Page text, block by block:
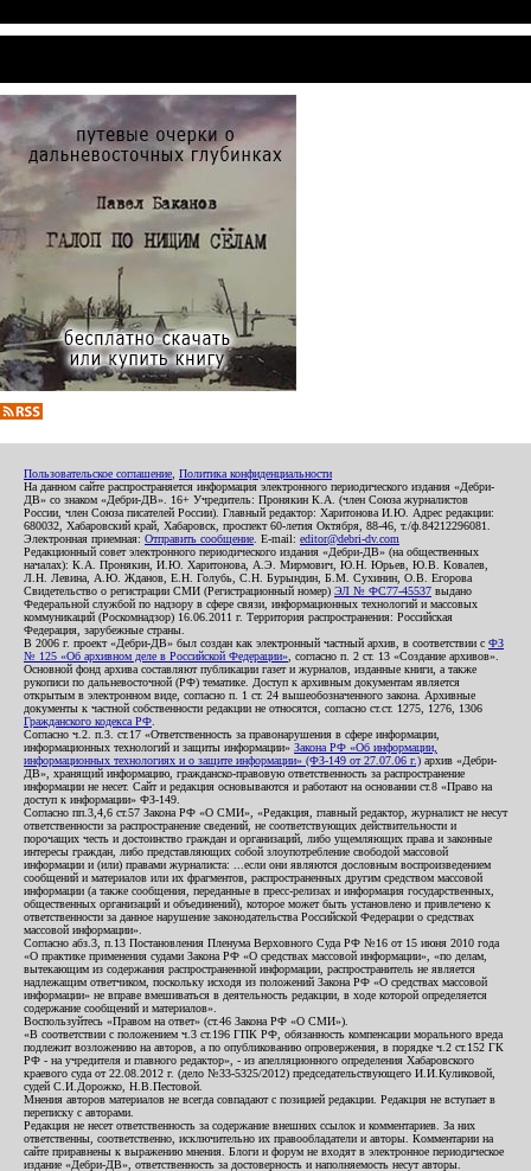
Пользовательское соглашение Политика конфиденциальности
На данном сайте распространяется информация электронного периодического издания «Дебри-
ДВ» со знаком «Дебри-ДВ». 16+ Учредитель: Пронякин К.А. (член Союза журналистов
России, член Союза писателей России). Главный редактор: Харитонова И.Ю. Адрес редакции:
680032, Хабаровский край, Хабаровск, проспект 60-летия Октября, 88-46, т./ф.84212296081.
Электронная приемная: Отправить сообщение . E-mail: editor@debri-dv.com
Редакционный совет электронного периодического издания «Дебри-ДВ» (на общественных
началах): К.А. Пронякин, И.Ю. Харитонова, А.Э. Мирмович, Ю.Н. Юрьев, Ю.В. Ковалев,
Л.Н. Левина, А.Ю. Жданов, Е.Н. Голубь, С.Н. Бурындин, Б.М. Сухинин, О.В. Егорова
Свидетельство о регистрации СМИ (Регистрационный номер) ЭЛ № ФС77-45537 выдано
Федеральной службой по надзору в сфере связи, информационных технологий и массовых
коммуникаций (Роскомнадзор) 16.06.2011 г. Территория распространения: Российская
Федерация, зарубежные страны.
В 2006 г. проект «Дебри-ДВ» был создан как электронный частный архив, в соответствии с ФЗ
№ 125 «Об архивном деле в Российской Федерации» , согласно п. 2 ст. 13 «Создание архивов».
Основной фонд архива составляют публикации газет и журналов, изданные книги, а также
рукописи по дальневосточной (РФ) тематике. Доступ к архивным документам является
открытым в электронном виде, согласно п. 1 ст. 24 вышеобозначенного закона. Архивные
документы к частной собственности редакции не относятся, согласно ст.ст. 1275, 1276, 1306
Гражданского кодекса РФ
Согласно ч.2. п.3. ст.17 «Ответственность за правонарушения в сфере информации,
информационных технологий и защиты информации» Закона РФ «Об информации,
информационных технологиях и о защите информации» (ФЗ-149 от 27.07.06 г.) архив «Дебри-
ДВ», хранящий информацию, гражданско-правовую ответственность за распространение
информации не несет. Сайт и редакция основываются и работают на основании ст.8 «Право на
доступ к информации» ФЗ-149.
Согласно пп.3,4,6 ст.57 Закона РФ «О СМИ», «Редакция, главный редактор, журналист не несут
ответственности за распространение сведений, не соответствующих действительности и
порочащих честь и достоинство граждан и организаций, либо ущемляющих права и законные
интересы граждан, либо представляющих собой злоупотребление свободой массовой
информации и (или) правами журналиста: ...если они являются дословным воспроизведением
сообщений и материалов или их фрагментов, распространенных другим средством массовой
информации (а также сообщения, переданные в пресс-релизах и информация государственных,
общественных организаций и объединений), которое может быть установлено и привлечено к
ответственности за данное нарушение законодательства Российской Федерации о средствах
массовой информации».
Согласно абз.3, п.13 Постановления Пленума Верховного Суда РФ №16 от 15 июня 2010 года
«О практике применения судами Закона РФ «О средствах массовой информации», «по делам,
вытекающим из содержания распространенной информации, распространитель не является
надлежащим ответчиком, поскольку исходя из положений Закона РФ «О средствах массовой
информации» не вправе вмешиваться в деятельность редакции, в ходе которой определяется
содержание сообщений и материалов».
Воспользуйтесь «Правом на ответ» (ст.46 Закона РФ «О СМИ»).
«В соответствии с положением ч.3 ст.196 ГПК РФ, обязанность компенсации морального вреда
подлежит возложению на авторов, а по опубликованию опровержения, в порядке ч.2 ст.152 ГК
РФ - на учредителя и главного редактор», - из апелляционного определения Хабаровского
краевого суда от 22.08.2012 г. (дело №33-5325/2012) председательствующего И.И.Куликовой,
судей С.И.Дорожко, Н.В.Пестовой.
Мнения авторов материалов не всегда совпадают с позицией редакции. Редакция не вступает в
переписку с авторами.
Редакция не несет ответственность за содержание внешних ссылок и комментариев. За них
ответственны, соответственно, исключительно их правообладатели и авторы. Комментарии на
сайте приравнены к выражению мнения. Блоги и форум не входят в электронное периодическое
издание «Дебри-ДВ», ответственность за достоверность и наполняемость несут авторы.